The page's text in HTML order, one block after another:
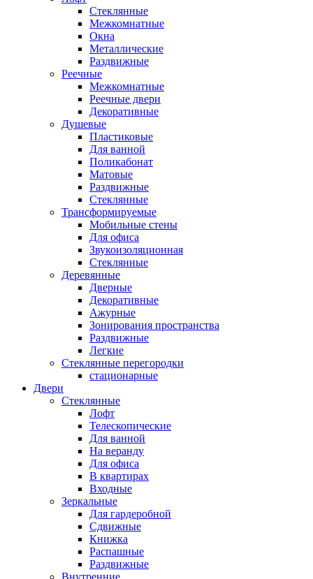
Стеклянные
Межкомнатные
Окна
Металлические
Раздвижные
Реечные
Межкомнатные
Реечные двери
Декоративные
Душевые
Пластиковые
Для ванной
Поликабонат
Матовые
Раздвижные
Стеклянные
Трансформируемые
Мобильные стены
Для офиса
Звукоизоляционная
Стеклянные
Деревянные
Дверные
Декоративные
Ажурные
Зонирования пространства
Раздвижные
Легкие
Стеклянные перегородки
стационарные
Двери
Стеклянные
Лофт
Телескопические
Для ванной
На веранду
Для офиса
В квартирах
Входные
Зеркальные
Для гардеробной
Сдвижные
Книжка
Распашные
Раздвижные
Внутренние